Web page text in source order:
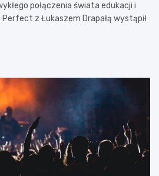
połączenia świata edukacji i
Perfect z Łukaszem Drapałą wystąpił